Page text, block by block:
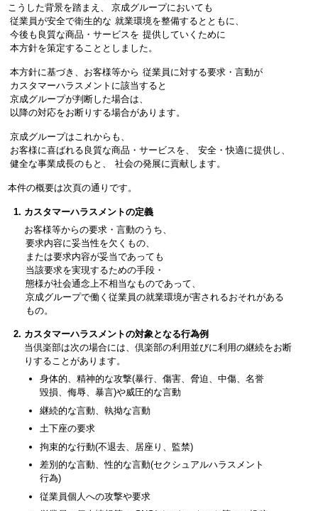
こうした背景を踏まえ、
京成グループにおいても
従業員が安全で衛生的な 就業環境を整備するとともに、
今後も良質な商品・サービスを 提供していくために
本方針を策定することとしました。
本方針に基づき、お客様等から 従業員に対する要求・言動が
カスタマーハラスメントに該当すると
京成グループが判断した場合は、
以降の対応をお断りする場合があります。
京成グループはこれからも、
お客様に喜ばれる良質な商品・サービスを、
安全・快適に提供し、
健全な事業成長のもと、
社会の発展に貢献します。
本件の概要は次頁の通りです。
カスタマーハラスメントの定義
お客様等からの要求・言動のうち、
要求内容に妥当性を欠くもの、
または要求内容が妥当であっても
当該要求を実現するための手段・
態様が社会通念上不相当なものであって、
京成グループで働く従業員の就業環境が害されるおそれがある
もの。
カスタマーハラスメントの対象となる行為例
当倶楽部は次の場合には、倶楽部の利用並びに利用の継続をお断
りすることがあります。
身体的、精神的な攻撃(暴行、傷害、脅迫、中傷、名誉
毀損、侮辱、暴言)や威圧的な言動
継続的な言動、執拗な言動
土下座の要求
拘束的な行動(不退去、居座り、監禁)
差別的な言動、性的な言動(セクシュアルハラスメント
行為)
従業員個人への攻撃や要求